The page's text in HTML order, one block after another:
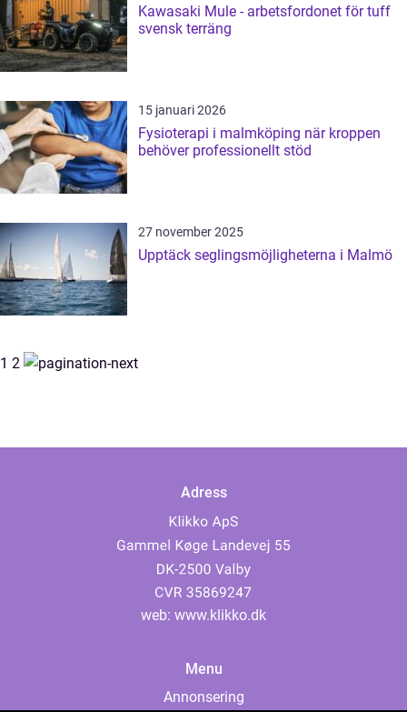
Kawasaki Mule - arbetsfordonet för tuff
svensk terräng
15 januari 2026
Fysioterapi i malmköping när kroppen
behöver professionellt stöd
27 november 2025
Upptäck seglingsmöjligheterna i Malmö
1 2
Adress
web: www.klikko.dk
Menu
Annonsering